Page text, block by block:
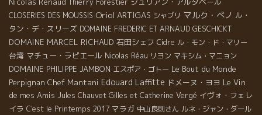
Thierry Forestier
CLOSERIES DES MOUSSIS Oriol ARTIGAS シャブリ マルク・ぺノ ル・
タン・デ・スリーズ DOMAINE FREDERIC ET ARNAUD GESCHICKT
DOMAINE MARCEL RICHAUD 石田シェフ Cidre ル・モン・ド・マリー
台湾 マチュー・ラピエール Nicolas Réau リヨン マキシム・マニョン
DOMAINE PHILIPPE JAMBON エスポア・ゴトー Le Bout du Monde
Perpignan Chef Mantani Edouard Laffitte ドメーヌ・ヨヨ Le Vin
de mes Amis Jules Chauvet Gilles et Catherine Vergé イヴォ・フェレ
イラ C'est le Printemps 2017 マラガ 中山良則さん ルネ・ジャン・ダール